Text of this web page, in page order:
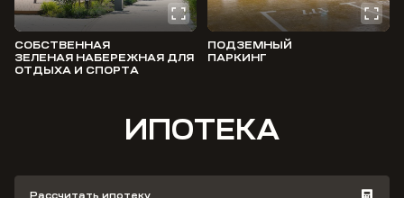
СОБСТВЕННАЯ
ЗЕЛЕНАЯ НАБЕРЕЖНАЯ ДЛЯ
ОТДЫХА И СПОРТА
ПОДЗЕМНЫЙ
ПАРКИНГ
ИПОТЕКА
Рассчитать ипотеку